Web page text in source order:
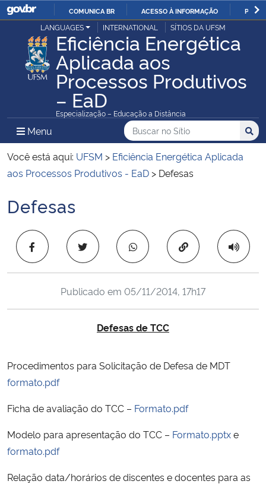
IR
PARA
O
CONTEÚDO
COMUNICA BR ACESSO À INFORMAÇÃO
Ministério da Justiça e Segurança Pública
Ministério da Defesa
Ministério das Relações Exteriores
Ministério da Agricultura, Pecuária e Abastecimento
Ministério da Educação
Ministério da Cidadania
Ministério da Saúde
Ministério da Ciência, Tecnologia, Inovações e Comunicações
Ministério do Turismo
LANGUAGES INTERNATIONAL SÍTIOS DA UFSM
Eficiência Energética
Aplicada aos
Processos Produtivos
– EaD
Especialização – Educação a Distância
Menu Menu Principal do Sítio
Busca
Buscar no no Sítio
Busca:
Você está aqui: UFSM > Eficiência Energética Aplicada
aos Processos Produtivos - EaD > Defesas
Início do conteúdo
Defesas
Copiar para área
Publicado em 05/11/2014, 17h17
Defesas de TCC
Procedimentos para Solicitação de Defesa de MDT
formato.pdf
Ficha de avaliação do TCC – Formato.pdf
Modelo para apresentação do TCC – Formato.pptxe
formato.pdf
Relação data/horários de discentes e docentes para as